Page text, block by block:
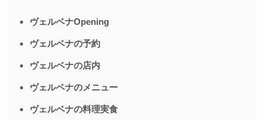
ヴェルベナOpening
ヴェルベナの予約
ヴェルベナの店内
ヴェルベナのメニュー
ヴェルベナの料理実食